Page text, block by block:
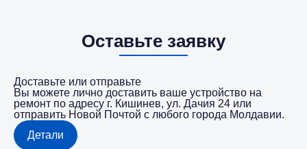
Оставьте заявку
Доставьте или отправьте
Вы можете лично доставить ваше устройство на
ремонт по адресу г. Кишинев, ул. Дачия 24 или
отправить Новой Почтой с любого города Молдавии.
Детали